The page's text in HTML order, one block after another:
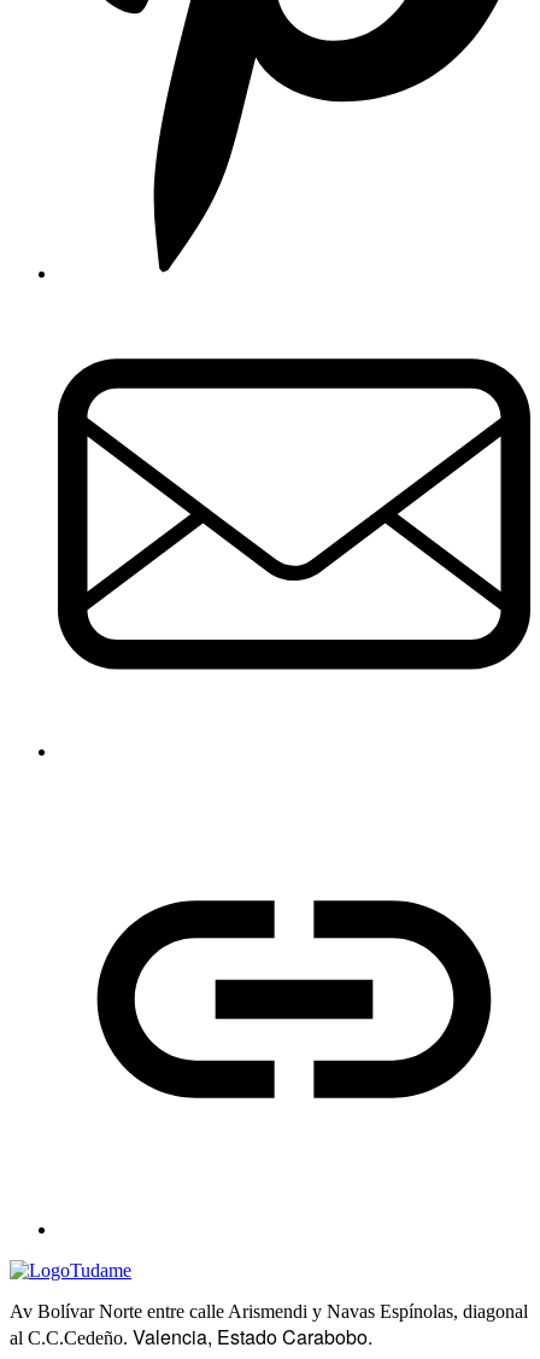
Av Bolívar Norte entre calle Arismendi y Navas Espínolas, diagonal
al C.C.Cedeño. Valencia, Estado Carabobo.